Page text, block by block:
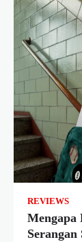
REVIEWS
Mengapa